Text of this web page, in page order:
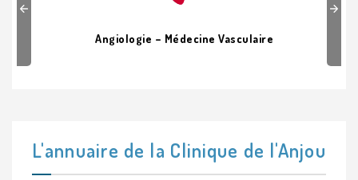
Previous
Angiologie – Médecine Vasculaire
Next
L'annuaire de la Clinique de l'Anjou